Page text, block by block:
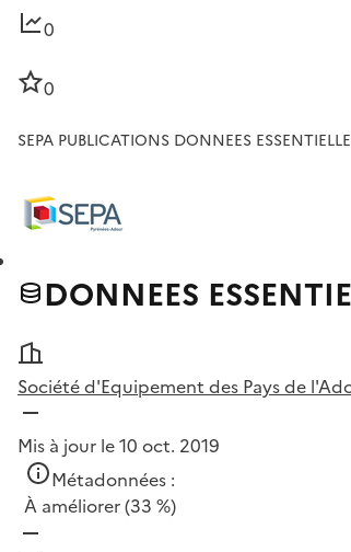
0
0
SEPA PUBLICATIONS DONNEES
DONNEES
Société d'Equipement des Pays de
Mis à jour le 10 oct. 2019
Métadonnées :
À améliorer(33 %)